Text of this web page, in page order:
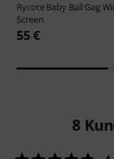
RycoteBaby Ball Gag
Screen
55 €
8